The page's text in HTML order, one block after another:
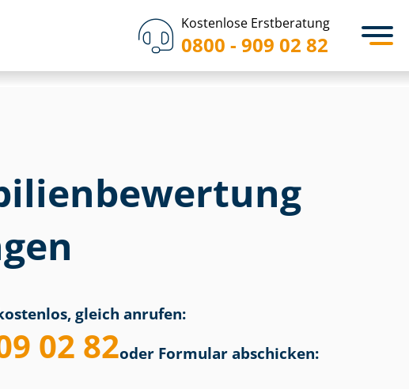
Kostenlose Erstberatung
0800 - 909 02 82
gleich anrufen:
02 82oder Formular abschicken: